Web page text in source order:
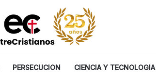
PERSECUCION CIENCIA Y TECNOLOGIA